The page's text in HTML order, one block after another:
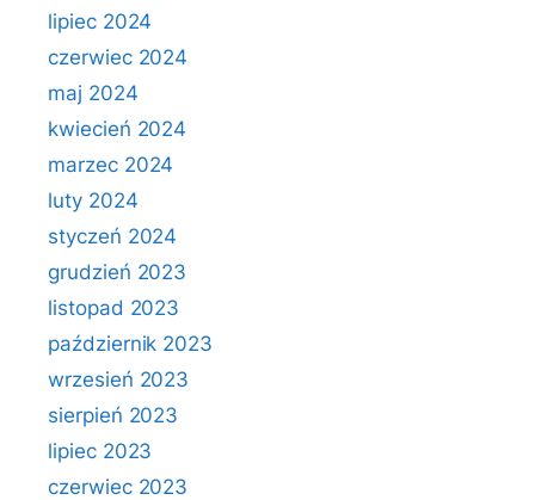
lipiec 2024
czerwiec 2024
maj 2024
kwiecień 2024
marzec 2024
luty 2024
styczeń 2024
grudzień 2023
listopad 2023
październik 2023
wrzesień 2023
sierpień 2023
lipiec 2023
czerwiec 2023